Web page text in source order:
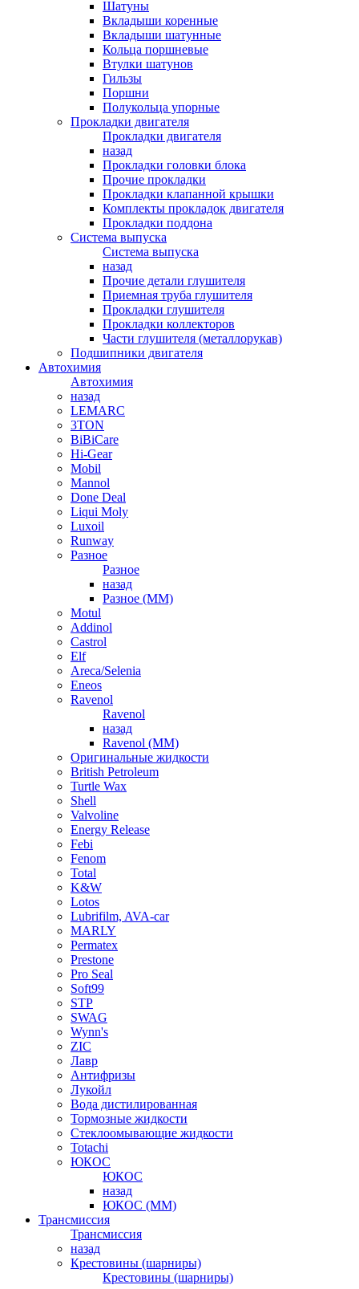
Шатуны
Вкладыши коренные
Вкладыши шатунные
Кольца поршневые
Втулки шатунов
Гильзы
Поршни
Полукольца упорные
Прокладки двигателя
Прокладки двигателя
назад
Прокладки головки блока
Прочие прокладки
Прокладки клапанной крышки
Комплекты прокладок двигателя
Прокладки поддона
Система выпуска
Система выпуска
назад
Прочие детали глушителя
Приемная труба глушителя
Прокладки глушителя
Прокладки коллекторов
Части глушителя (металлорукав)
Подшипники двигателя
Автохимия
Автохимия
назад
LEMARC
3TON
BiBiCare
Hi-Gear
Mobil
Mannol
Done Deal
Liqui Moly
Luxoil
Runway
Разное
Разное
назад
Разное (ММ)
Motul
Addinol
Castrol
Elf
Areca/Selenia
Eneos
Ravenol
Ravenol
назад
Ravenol (ММ)
Оригинальные жидкости
British Petroleum
Turtle Wax
Shell
Valvoline
Energy Release
Febi
Fenom
Total
K&W
Lotos
Lubrifilm, AVA-car
MARLY
Permatex
Prestone
Pro Seal
Soft99
STP
SWAG
Wynn's
ZIC
Лавр
Антифризы
Лукойл
Вода дистилированная
Тормозные жидкости
Стеклоомывающие жидкости
Totachi
ЮКОС
ЮКОС
назад
ЮКОС (ММ)
Трансмиссия
Трансмиссия
назад
Крестовины (шарниры)
Крестовины (шарниры)